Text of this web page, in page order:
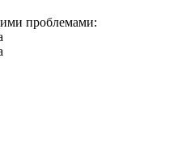
проблемами: